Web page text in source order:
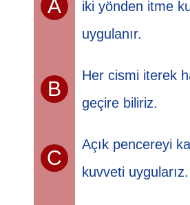
A
iki yönden itme
uygulanır.
B
Her cismi iterek
geçire biliriz.
C
Açık pencereyi
kuvveti uygularız.